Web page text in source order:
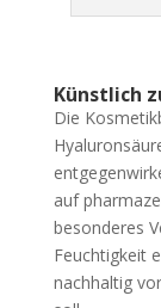
Künstlich
Die
auf
besonderes
Feuchtigkeit
nachhaltig